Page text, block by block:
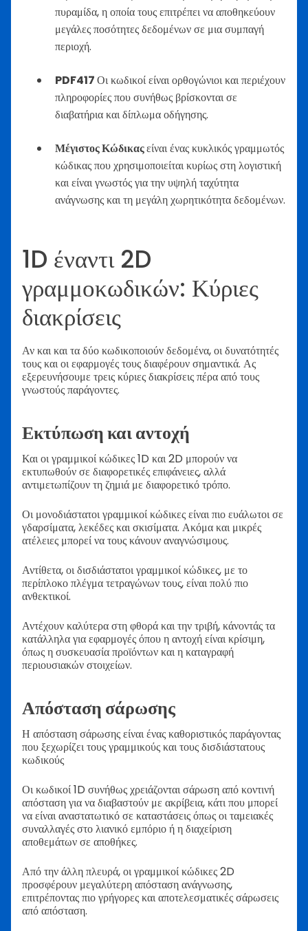
πυραμίδα, η οποία τους επιτρέπει να αποθηκεύουν
μεγάλες ποσότητες δεδομένων σε μια συμπαγή
περιοχή.
PDF417Οι κωδικοί είναι ορθογώνιοι και περιέχουν
πληροφορίες που συνήθως βρίσκονται σε
διαβατήρια και δίπλωμα οδήγησης.
Μέγιστος Κώδικαςείναι ένας κυκλικός γραμμωτός
κώδικας που χρησιμοποιείται κυρίως στη λογιστική
και είναι γνωστός για την υψηλή ταχύτητα
ανάγνωσης και τη μεγάλη χωρητικότητα δεδομένων.
1D έναντι 2D
γραμμοκωδικών: Κύριες
διακρίσεις
Αν και και τα δύο κωδικοποιούν δεδομένα, οι δυνατότητές
τους και οι εφαρμογές τους διαφέρουν σημαντικά. Ας
εξερευνήσουμε τρεις κύριες διακρίσεις πέρα από τους
γνωστούς παράγοντες.
Εκτύπωση και αντοχή
Και οι γραμμικοί κώδικες 1D και 2D μπορούν να
εκτυπωθούν σε διαφορετικές επιφάνειες, αλλά
αντιμετωπίζουν τη ζημιά με διαφορετικό τρόπο.
Οι μονοδιάστατοι γραμμικοί κώδικες είναι πιο ευάλωτοι σε
γδαρσίματα, λεκέδες και σκισίματα. Ακόμα και μικρές
ατέλειες μπορεί να τους κάνουν αναγνώσιμους.
Αντίθετα, οι δισδιάστατοι γραμμικοί κώδικες, με το
περίπλοκο πλέγμα τετραγώνων τους, είναι πολύ πιο
ανθεκτικοί.
Αντέχουν καλύτερα στη φθορά και την τριβή, κάνοντάς τα
κατάλληλα για εφαρμογές όπου η αντοχή είναι κρίσιμη,
όπως η συσκευασία προϊόντων και η καταγραφή
περιουσιακών στοιχείων.
Απόσταση σάρωσης
Η απόσταση σάρωσης είναι ένας καθοριστικός παράγοντας
που ξεχωρίζει τους γραμμικούς και τους δισδιάστατους
κωδικούς
Οι κωδικοί 1D συνήθως χρειάζονται σάρωση από κοντινή
απόσταση για να διαβαστούν με ακρίβεια, κάτι που μπορεί
να είναι αναστατωτικό σε καταστάσεις όπως οι ταμειακές
συναλλαγές στο λιανικό εμπόριο ή η διαχείριση
αποθεμάτων σε αποθήκες.
Από την άλλη πλευρά, οι γραμμικοί κώδικες 2D
προσφέρουν μεγαλύτερη απόσταση ανάγνωσης,
επιτρέποντας πιο γρήγορες και αποτελεσματικές σάρωσεις
από απόσταση.